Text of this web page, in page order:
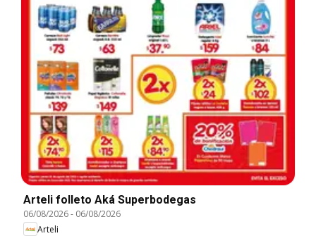
Arteli folleto Aká Superbodegas
06/08/2026- 06/08/2026
Arteli